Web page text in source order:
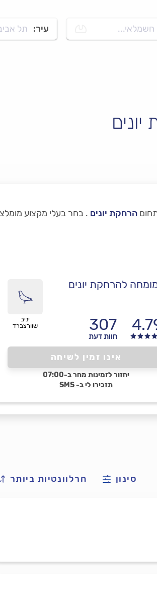
חשמלאי... עיר: תל
הרחקת יונים . בחר בעלי מקצוע
להרחקת יונים
307
חוות דעת
יניב
שוורצברד
אינו זמין לשיחה
יחזור לזמינות מחר ב-07:00
תזכירו לי ב- SMS
סינון הרלוונטיות ביותר